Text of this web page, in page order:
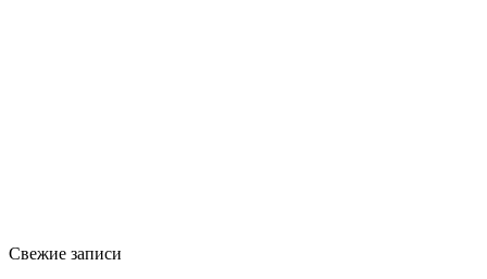
Свежие записи